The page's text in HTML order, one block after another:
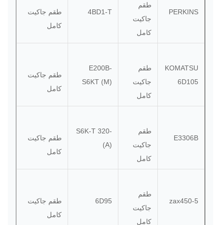
PERKINS
طقم
جاكيت
كامل
4BD1-T
طقم جاكيت
كامل
KOMATSU
6D105
طقم
جاكيت
كامل
-E200B
S6KT (M)
طقم جاكيت
كامل
E3306B
طقم
جاكيت
كامل
-320 S6K-T
(A)
طقم جاكيت
كامل
zax450-5
طقم
جاكيت
كامل
6D95
طقم جاكيت
كامل